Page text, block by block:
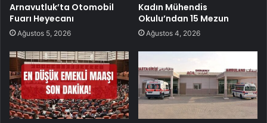
Arnavutluk’ta Otomobil
Fuarı Heyecanı
Ağustos 5, 2026
Kadın Mühendis
Okulu’ndan 15 Mezun
Ağustos 4, 2026